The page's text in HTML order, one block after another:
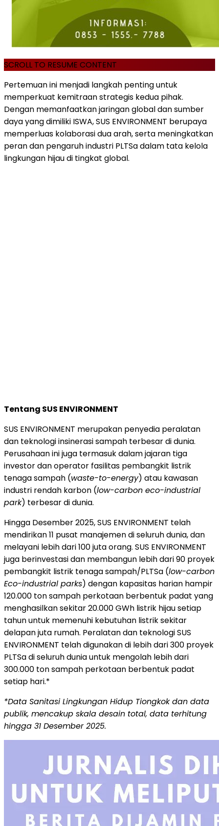
SCROLL TO RESUME CONTENT
Pertemuan ini menjadi langkah penting untuk
memperkuat kemitraan strategis kedua pihak.
Dengan memanfaatkan jaringan global dan sumber
daya yang dimiliki ISWA, SUS ENVIRONMENT berupaya
memperluas kolaborasi dua arah, serta meningkatkan
peran dan pengaruh industri PLTSa dalam tata kelola
lingkungan hijau di tingkat global.
Tentang SUS ENVIRONMENT
SUS ENVIRONMENT merupakan penyedia peralatan
dan teknologi insinerasi sampah terbesar di dunia.
Perusahaan ini juga termasuk dalam jajaran tiga
investor dan operator fasilitas pembangkit listrik
tenaga sampah (waste-to-energy) atau kawasan
industri rendah karbon (low-carbon eco-industrial
park) terbesar di dunia.
Hingga Desember 2025, SUS ENVIRONMENT telah
mendirikan 11 pusat manajemen di seluruh dunia, dan
melayani lebih dari 100 juta orang. SUS ENVIRONMENT
juga berinvestasi dan membangun lebih dari 90 proyek
pembangkit listrik tenaga sampah/PLTSa (low-carbon
Eco-industrial parks) dengan kapasitas harian hampir
120.000 ton sampah perkotaan berbentuk padat yang
menghasilkan sekitar 20.000 GWh listrik hijau setiap
tahun untuk memenuhi kebutuhan listrik sekitar
delapan juta rumah. Peralatan dan teknologi SUS
ENVIRONMENT telah digunakan di lebih dari 300 proyek
PLTSa di seluruh dunia untuk mengolah lebih dari
300.000 ton sampah perkotaan berbentuk padat
setiap hari.*
*Data Sanitasi Lingkungan Hidup Tiongkok dan data
publik, mencakup skala desain total, data terhitung
hingga 31 Desember 2025.